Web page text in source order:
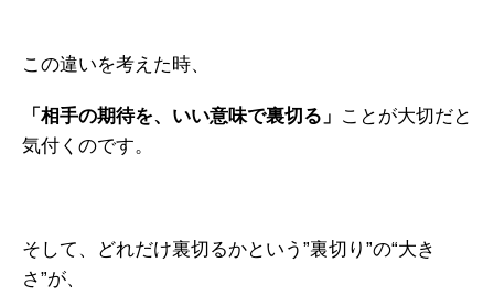
この違いを考えた時、
「相手の期待を、いい意味で裏切る」 ことが大切だと
気付くのです。
そして、どれだけ裏切るかという”裏切り”の“大き
さ”が、